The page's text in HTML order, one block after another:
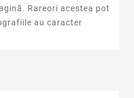
Rareori acestea pot
au caracter